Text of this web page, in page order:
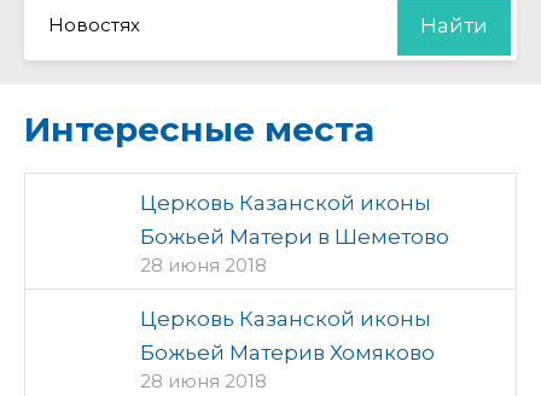
Новостях Найти
Интересные места
Церковь Казанской иконы
Божьей Матери в Шеметово
28 июня 2018
Церковь Казанской иконы
Божьей Материв Хомяково
28 июня 2018